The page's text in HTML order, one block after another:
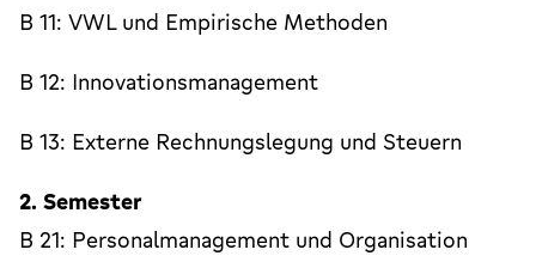
B 11: VWL und Empirische Methoden
B 12: Innovationsmanagement
B 13: Externe Rechnungslegung und Steuern
2. Semester
B 21: Personalmanagement und Organisation